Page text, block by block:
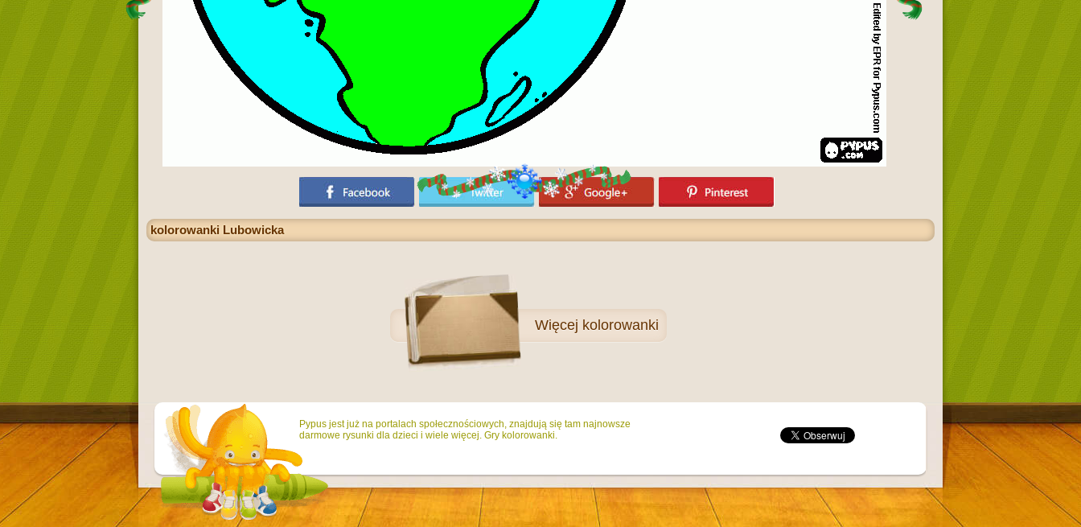
kolorowanki Lubowicka
Więcej kolorowanki
Pypus jest już na portalach społecznościowych, znajdują się tam najnowsze
darmowe rysunki dla dzieci i wiele więcej. Gry kolorowanki.